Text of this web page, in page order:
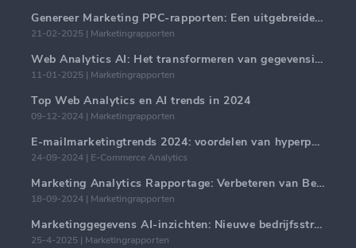
Genereer Marketing PPC-rapporten: Een uitgebreide handleiding
21-02-2025 | Marketingrapporten
Web Analytics AI: Het transformeren van gegevensinzichten met precisie
11-01-2025 | Marketingrapporten
Top Web Analytics en AI trends in 2024
09-12-2024 | Marketingrapporten
E-mailmarketingtrends 2024: voordelen van hyperpersonalisatie
24-09-2024 | E-Commerce Analytics
Marketing Analytics Rapportage: Verbeteren van Bedrijfsinzichten
18-09-2024 | Marketingrapporten
Marketinggegevens AI-inzichten: Nieuwe bedrijfsstrategieën voor 2024
25-4-2025 | Marketingrapporten